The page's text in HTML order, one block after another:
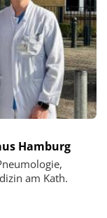
Hamburg
am Kath.